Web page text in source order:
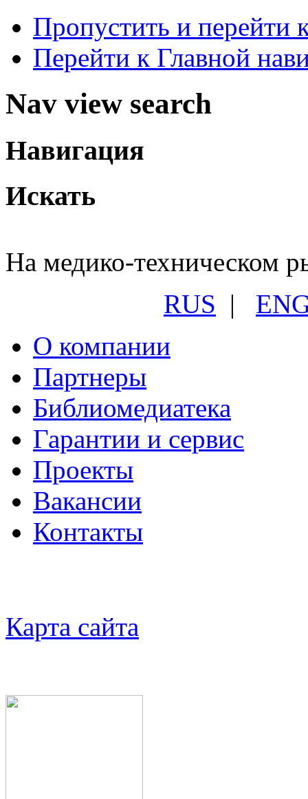
Пропустить и перейти
Перейти к Главной
Nav view search
Навигация
Искать
На медико-техническом
RUS |
О компании
Партнеры
Библиомедиатека
Гарантии и сервис
Проекты
Вакансии
Контакты
Карта сайта